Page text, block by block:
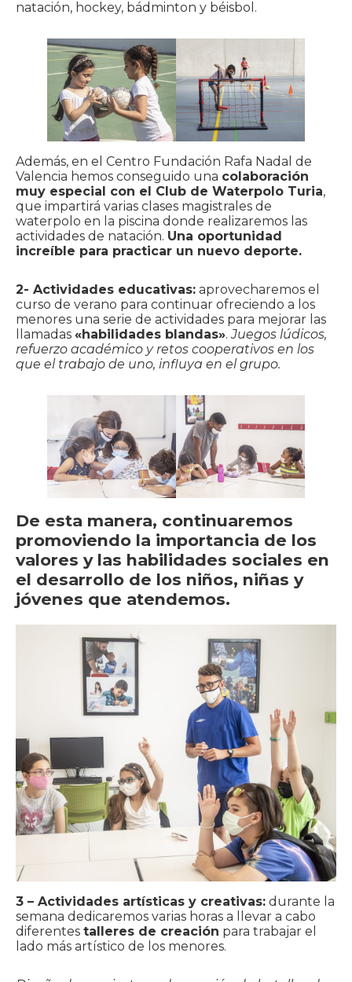
natación, hockey, bádminton y béisbol.
Además, en el Centro Fundación Rafa Nadal de
Valencia hemos conseguido una colaboración
muy especial con el Club de Waterpolo Turia,
que impartirá varias clases magistrales de
waterpolo en la piscina donde realizaremos las
actividades de natación. Una oportunidad
increíble para practicar un nuevo deporte.
2- Actividades educativas: aprovecharemos el
curso de verano para continuar ofreciendo a los
menores una serie de actividades para mejorar las
llamadas «habilidades blandas». Juegos lúdicos,
refuerzo académico y retos cooperativos en los
que el trabajo de uno, influya en el grupo.
De esta manera, continuaremos
promoviendo la importancia de los
valores y las habilidades sociales en
el desarrollo de los niños, niñas y
jóvenes que atendemos.
3 – Actividades artísticas y creativas: durante la
semana dedicaremos varias horas a llevar a cabo
diferentes talleres de creación para trabajar el
lado más artístico de los menores.